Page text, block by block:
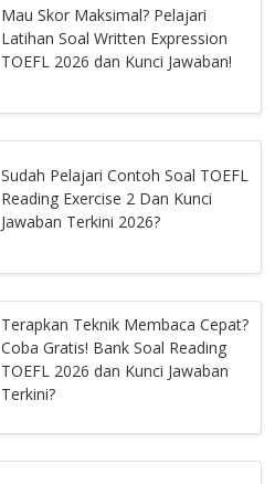
Mau Skor Maksimal? Pelajari
Latihan Soal Written Expression
TOEFL 2026 dan Kunci Jawaban!
Sudah Pelajari Contoh Soal TOEFL
Reading Exercise 2 Dan Kunci
Jawaban Terkini 2026?
Terapkan Teknik Membaca Cepat?
Coba Gratis! Bank Soal Reading
TOEFL 2026 dan Kunci Jawaban
Terkini?